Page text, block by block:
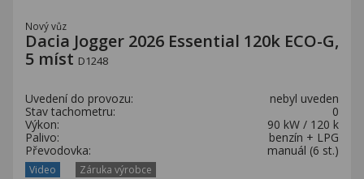
Nový vůz
Dacia Jogger 2026 Essential 120k ECO-G,
5 míst D1248
Uvedení do provozu:
nebyl uveden
Stav tachometru:
0
Výkon:
90 kW / 120 k
Palivo:
benzín + LPG
Převodovka:
manuál (6 st.)
Video Záruka výrobce